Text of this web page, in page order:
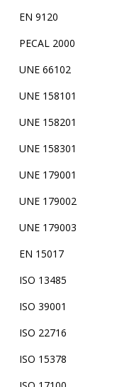
EN 9120
PECAL 2000
UNE 66102
UNE 158101
UNE 158201
UNE 158301
UNE 179001
UNE 179002
UNE 179003
EN 15017
ISO 13485
ISO 39001
ISO 22716
ISO 15378